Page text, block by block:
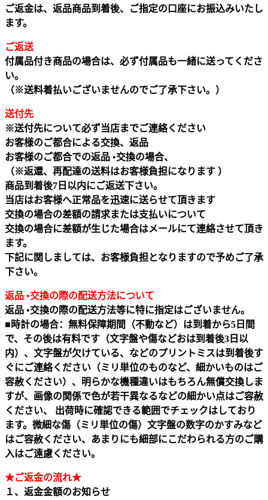
ご返金は、返品商品到着後、ご指定の口座にお振込みいたし
ます。
ご返送
付属品付き商品の場合は、必ず付属品も一緒に送ってくださ
い。
（※送料着払いございませんのでご了承下さい。）
送付先
※送付先について必ず当店までご連絡ください
お客様のご都合による交換、返品
お客様のご都合での返品 •交換の場合、
（※返還、再配達の送料はお客様負担になります ）
商品到着後7日以内にご返送下さい。
当店はお客様へ正常品を迅速に送らせて頂きます
交換の場合の差額の請求または支払いについて
交換の場合に差額が生じた場合はメールにて連絡させて頂き
ます。
下記に関しましては、お客様負担となりますので予めご了承
下さい。
返品 •交換の際の配送方法について
返品 •交換の際の配送方法等に特に指定はございません。
■時計の場合：無料保障期間（不動など）は到着から5日間
で、その後は有料です（文字盤や傷などおは到着後3日以
内）、文字盤が欠けている、などのプリントミスは到着後す
ぐにご連絡ください（ミリ単位のものなど、細かいものはご
容赦ください）、明らかな機種違いはもちろん無償交換しま
すが、画像の関係で色が若干異なるなどの細かい点はご容赦
ください、 出荷時に確認できる範囲でチェックはしており
ます。微細な傷（ミリ単位の傷）文字盤の数字のかすみなど
はご容赦ください、あまりにも細部にこだわられる方のご購
入はご遠慮ください。
★ご返金の流れ★
１、返金金額のお知らせ